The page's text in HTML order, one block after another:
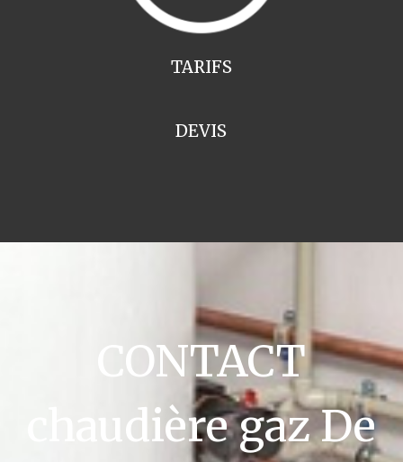
TARIFS
DEVIS
CONTACT
chaudière gaz De